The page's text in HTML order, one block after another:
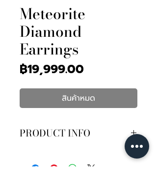
Meteorite
Diamond
Earrings
฿19,999.00
สินค้าหมด
PRODUCT INFO
บนตัวเรือนทองคำขาว 18K หนัก 3.03